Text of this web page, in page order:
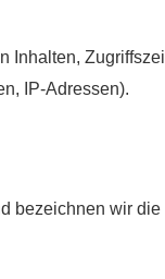
Inhalten,
IP-Adressen).
bezeichnen wir